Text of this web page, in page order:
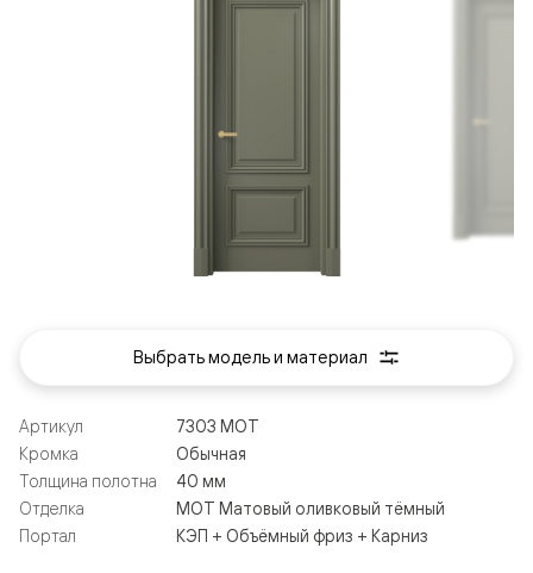
Артикул
7303 МОТ
Кромка
Обычная
Толщина полотна
40 мм
Отделка
МОТ Матовый оливковый тёмный
Портал
КЭП + Объёмный фриз + Карниз
Выбрать модель и материал